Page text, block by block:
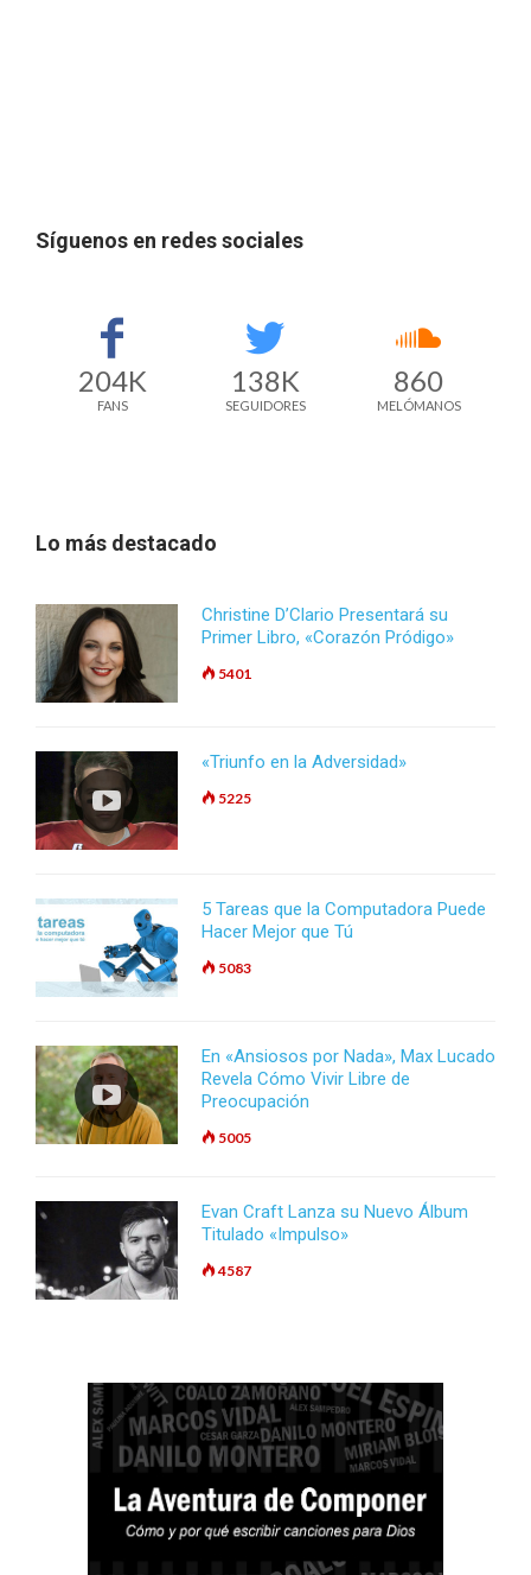
Síguenos en redes sociales
204K
FANS
138K
SEGUIDORES
860
MELÓMANOS
Lo más destacado
Christine D’Clario Presentará su
Primer Libro, «Corazón Pródigo»
5401
«Triunfo en la Adversidad»
5225
5 Tareas que la Computadora Puede
Hacer Mejor que Tú
5083
En «Ansiosos por Nada», Max Lucado
Revela Cómo Vivir Libre de
Preocupación
5005
Evan Craft Lanza su Nuevo Álbum
Titulado «Impulso»
4587